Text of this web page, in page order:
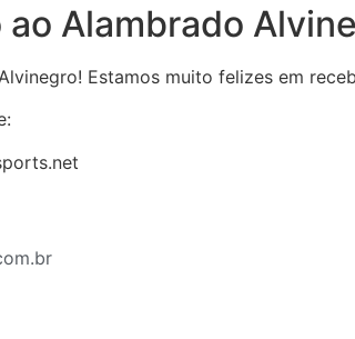
Alambrado
Estamos muito felizes em